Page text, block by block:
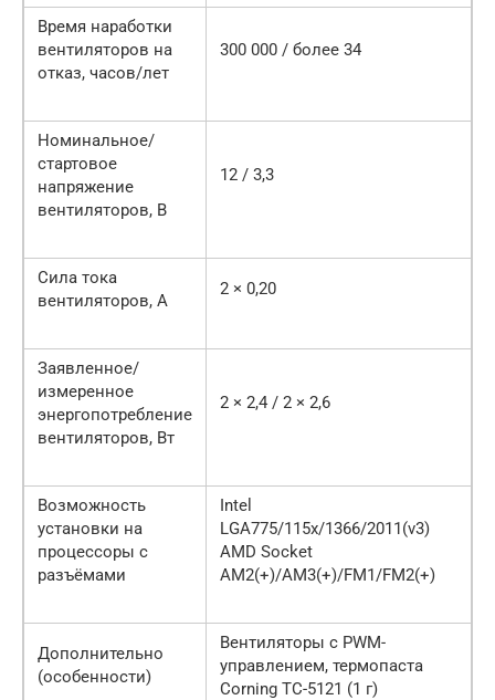
Время наработки
вентиляторов на
отказ, часов/лет
300 000 / более 34
Номинальное/
стартовое
напряжение
вентиляторов, В
12 / 3,3
Сила тока
вентиляторов, А
2 × 0,20
Заявленное/
измеренное
энергопотребление
вентиляторов, Вт
2 × 2,4 / 2 × 2,6
Возможность
установки на
процессоры с
разъёмами
Intel
LGA775/115x/1366/2011(v3)
AMD Socket
AM2(+)/AM3(+)/FM1/FM2(+)
Дополнительно
(особенности)
Вентиляторы с PWM-
управлением, термопаста
Corning TC-5121 (1 г)